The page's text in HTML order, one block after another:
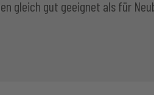
gleich gut geeignet als für